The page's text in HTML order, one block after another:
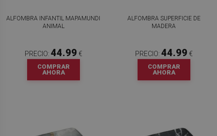
ALFOMBRA INFANTIL MAPAMUNDI
ANIMAL
PRECIO: 44.99 €
COMPRAR
AHORA
ALFOMBRA SUPERFICIE DE
MADERA
PRECIO: 44.99 €
COMPRAR
AHORA